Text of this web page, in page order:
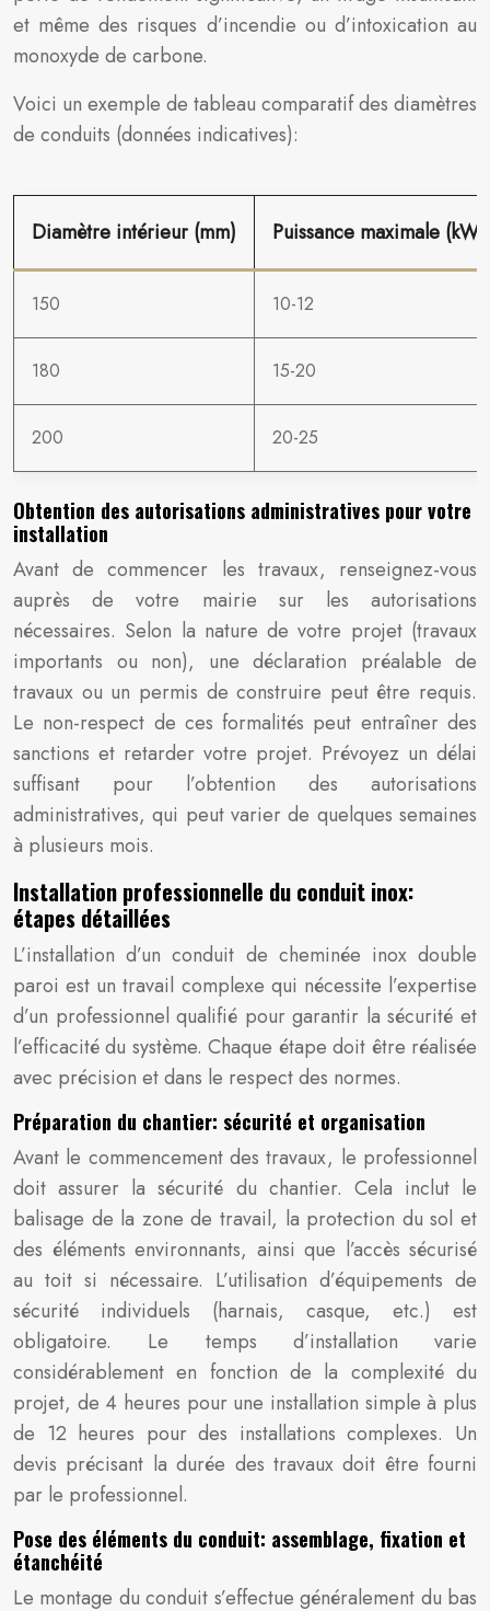
et même des risques d’incendie ou d’intoxication au
monoxyde de carbone.
Voici un exemple de tableau comparatif des diamètres
de conduits (données indicatives):
Diamètre intérieur (mm) Puissance maximale (kW)
150 10-12
180 15-20
200 20-25
Obtention des autorisations administratives pour votre
installation
Avant de commencer les travaux, renseignez-vous
auprès de votre mairie sur les autorisations
nécessaires. Selon la nature de votre projet (travaux
importants ou non), une déclaration préalable de
travaux ou un permis de construire peut être requis.
Le non-respect de ces formalités peut entraîner des
sanctions et retarder votre projet. Prévoyez un délai
suffisant pour l’obtention des autorisations
administratives, qui peut varier de quelques semaines
à plusieurs mois.
Installation professionnelle du conduit inox:
étapes détaillées
L’installation d’un conduit de cheminée inox double
paroi est un travail complexe qui nécessite l’expertise
d’un professionnel qualifié pour garantir la sécurité et
l’efficacité du système. Chaque étape doit être réalisée
avec précision et dans le respect des normes.
Préparation du chantier: sécurité et organisation
Avant le commencement des travaux, le professionnel
doit assurer la sécurité du chantier. Cela inclut le
balisage de la zone de travail, la protection du sol et
des éléments environnants, ainsi que l’accès sécurisé
au toit si nécessaire. L’utilisation d’équipements de
sécurité individuels (harnais, casque, etc.) est
obligatoire. Le temps d’installation varie
considérablement en fonction de la complexité du
projet, de 4 heures pour une installation simple à plus
de 12 heures pour des installations complexes. Un
devis précisant la durée des travaux doit être fourni
par le professionnel.
Pose des éléments du conduit: assemblage, fixation et
étanchéité
Le montage du conduit s’effectue généralement du bas